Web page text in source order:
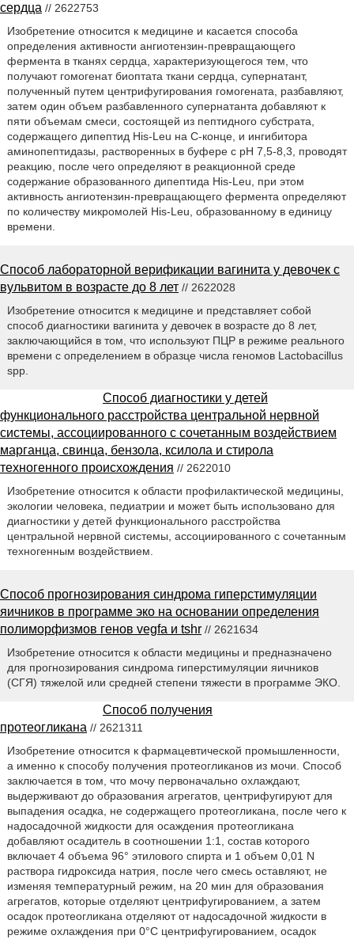
сердца // 2622753
Изобретение относится к медицине и касается способа
определения активности ангиотензин-превращающего
фермента в тканях сердца, характеризующегося тем, что
получают гомогенат биоптата ткани сердца, супернатант,
полученный путем центрифугирования гомогената, разбавляют,
затем один объем разбавленного супернатанта добавляют к
пяти объемам смеси, состоящей из пептидного субстрата,
содержащего дипептид His-Leu на С-конце, и ингибитора
аминопептидазы, растворенных в буфере с рН 7,5-8,3, проводят
реакцию, после чего определяют в реакционной среде
содержание образованного дипептида His-Leu, при этом
активность ангиотензин-превращающего фермента определяют
по количеству микромолей His-Leu, образованному в единицу
времени.
Способ лабораторной верификации вагинита у девочек с
вульвитом в возрасте до 8 лет // 2622028
Изобретение относится к медицине и представляет собой
способ диагностики вагинита у девочек в возрасте до 8 лет,
заключающийся в том, что используют ПЦР в режиме реального
времени с определением в образце числа геномов Lactobacillus
spp.
Способ диагностики у детей
функционального расстройства центральной нервной
системы, ассоциированного с сочетанным воздействием
марганца, свинца, бензола, ксилола и стирола
техногенного происхождения // 2622010
Изобретение относится к области профилактической медицины,
экологии человека, педиатрии и может быть использовано для
диагностики у детей функционального расстройства
центральной нервной системы, ассоциированного с сочетанным
техногенным воздействием.
Способ прогнозирования синдрома гиперстимуляции
яичников в программе эко на основании определения
полиморфизмов генов vegfa и tshr // 2621634
Изобретение относится к области медицины и предназначено
для прогнозирования синдрома гиперстимуляции яичников
(СГЯ) тяжелой или средней степени тяжести в программе ЭКО.
Способ получения
протеогликана // 2621311
Изобретение относится к фармацевтической промышленности,
а именно к способу получения протеогликанов из мочи. Способ
заключается в том, что мочу первоначально охлаждают,
выдерживают до образования агрегатов, центрифугируют для
выпадения осадка, не содержащего протеогликана, после чего к
надосадочной жидкости для осаждения протеогликана
добавляют осадитель в соотношении 1:1, состав которого
включает 4 объема 96° этилового спирта и 1 объем 0,01 N
раствора гидроксида натрия, после чего смесь оставляют, не
изменяя температурный режим, на 20 мин для образования
агрегатов, которые отделяют центрифугированием, а затем
осадок протеогликана отделяют от надосадочной жидкости в
режиме охлаждения при 0°C центрифугированием, осадок